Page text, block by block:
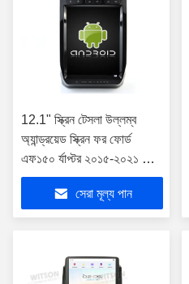
12.1" স্ক্রিন টেসলা উল্লম্ব
অ্যান্ড্রয়েড স্ক্রিন ফর ফোর্ড
এফ১৫০ র্যাপ্টর ২০১৫-২০২১ কার
মাল্টিমিডিয়া স্টেরিও জিপিএস
কারপ্লে প্লেয়ারসেরা মূল্য পান